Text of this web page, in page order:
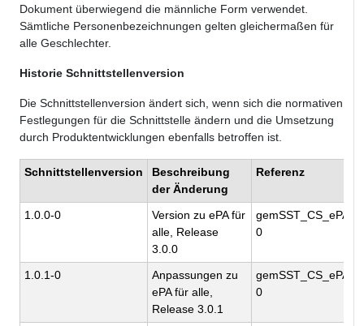
Dokument überwiegend die männliche Form verwendet.
Sämtliche Personenbezeichnungen gelten gleichermaßen für
alle Geschlechter.
Historie Schnittstellenversion
Die Schnittstellenversion ändert sich, wenn sich die normativen
Festlegungen für die Schnittstelle ändern und die Umsetzung
durch Produktentwicklungen ebenfalls betroffen ist.
Schnittstellenversion
Beschreibung
der Änderung
Referenz
1.0.0-0
Version zu ePA für
alle, Release
3.0.0
0
1.0.1-0
Anpassungen zu
ePA für alle,
Release 3.0.1
0